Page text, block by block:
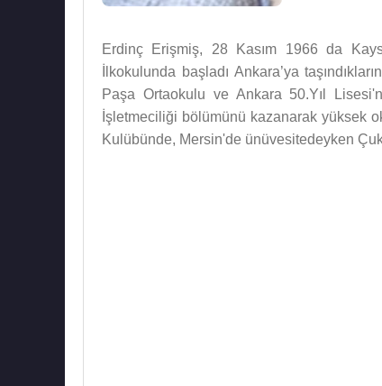
Erdinç Erişmiş, 28 Kasım 1966 da
İlkokulunda başladı Ankara’ya
Paşa Ortaokulu ve Ankara 50.Yıl
İşletmeciliği bölümünü kazanarak yüksek
Kulübünde, Mersin'de ünüvesitedeyken